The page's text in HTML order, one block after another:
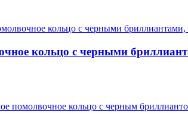
кольцо с черными